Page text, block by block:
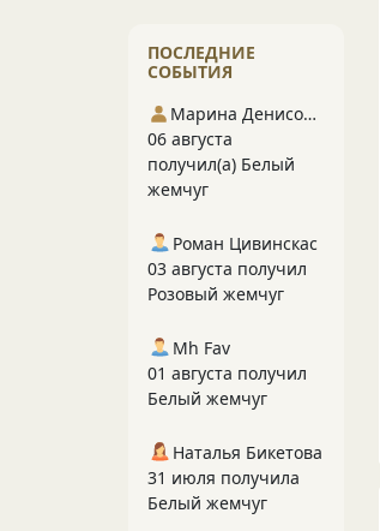
ПОСЛЕДНИЕ
СОБЫТИЯ
Марина Денисова 5
06 августа
получил(а) Белый
жемчуг
Роман Цивинскас
03 августа получил
Розовый жемчуг
Mh Fav
01 августа получил
Белый жемчуг
Наталья Бикетова
31 июля получила
Белый жемчуг